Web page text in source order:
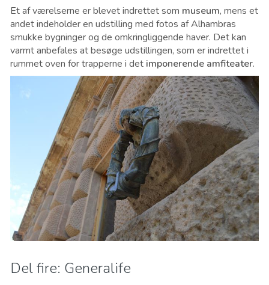
Et af værelserne er blevet indrettet som museum, mens et
andet indeholder en udstilling med fotos af Alhambras
smukke bygninger og de omkringliggende haver. Det kan
varmt anbefales at besøge udstillingen, som er indrettet i
rummet oven for trapperne i det imponerende amfiteater.
Del fire: Generalife